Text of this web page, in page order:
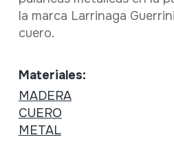
la marca Larrinaga
cuero.
Materiales:
MADERA
CUERO
METAL